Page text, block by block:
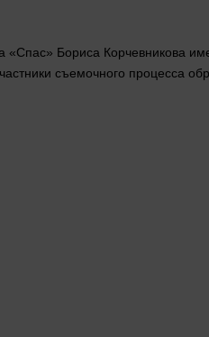
«Спас» Бориса Корчевникова
съемочного процесса